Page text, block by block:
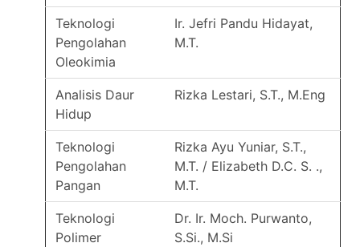
Teknologi
Pengolahan
Oleokimia
Ir. Jefri Pandu Hidayat,
M.T.
Analisis Daur
Hidup
Rizka Lestari, S.T., M.Eng
Teknologi
Pengolahan
Pangan
Rizka Ayu Yuniar, S.T.,
M.T. / Elizabeth D.C. S. .,
M.T.
Teknologi
Polimer
Dr. Ir. Moch. Purwanto,
S.Si., M.Si